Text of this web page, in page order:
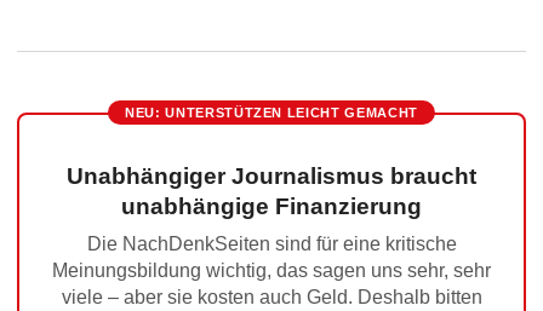
NEU: UNTERSTÜTZEN LEICHT GEMACHT
Unabhängiger Journalismus braucht
unabhängige Finanzierung
Die NachDenkSeiten sind für eine kritische
Meinungsbildung wichtig, das sagen uns sehr, sehr
viele – aber sie kosten auch Geld. Deshalb bitten